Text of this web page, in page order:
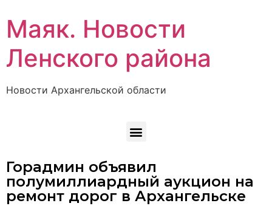
Маяк. Новости
Ленского района
Новости Архангельской области
Горадмин объявил
полумиллиардный аукцион на
ремонт дорог в Архангельске